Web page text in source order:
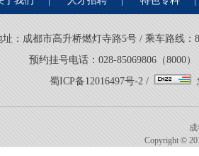
址：成都市高升桥燃灯寺路5号 / 乘车路线：
预约挂号电话：028-85069806（8000
蜀ICP备12016497号-2 /
Copyright ©